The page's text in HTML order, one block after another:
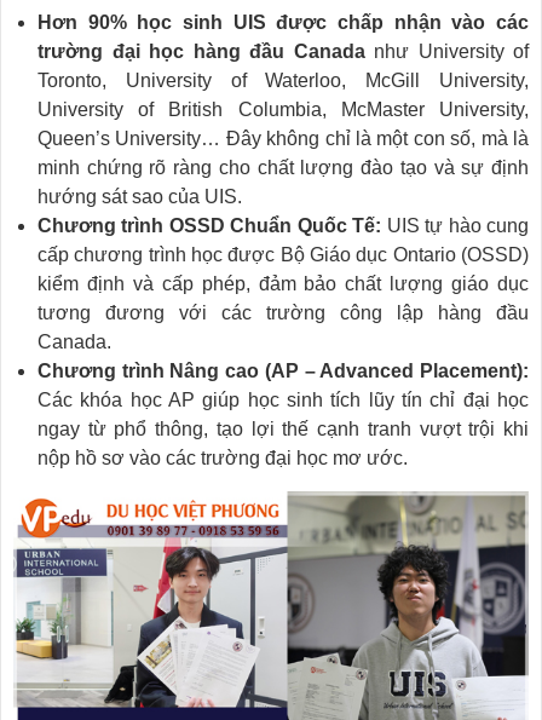
Hơn 90% học sinh UIS được chấp nhận vào các
trường đại học hàng đầu Canadanhư University of
Toronto, University of Waterloo, McGill University,
University of British Columbia, McMaster University,
Queen’s University… Đây không chỉ là một con số, mà là
minh chứng rõ ràng cho chất lượng đào tạo và sự định
hướng sát sao của UIS.
Chương trình OSSD Chuẩn Quốc Tế: UIS tự hào cung
cấp chương trình học được Bộ Giáo dục Ontario (OSSD)
kiểm định và cấp phép, đảm bảo chất lượng giáo dục
tương đương với các trường công lập hàng đầu
Canada.
Chương trình Nâng cao (AP – Advanced Placement):
Các khóa học AP giúp học sinh tích lũy tín chỉ đại học
ngay từ phổ thông, tạo lợi thế cạnh tranh vượt trội khi
nộp hồ sơ vào các trường đại học mơ ước.